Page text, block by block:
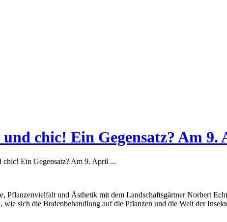
chic! Ein Gegensatz? Am 9.
Ein Gegensatz? Am 9. April ...
Pflanzenvielfalt und Ästhetik mit dem Landschaftsgärtner Norbert
sich die Bodenbehandlung auf die Pflanzen und die Welt der